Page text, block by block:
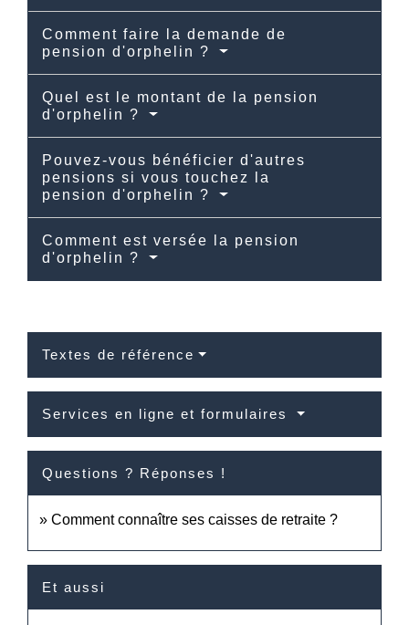
Comment faire la demande de
pension d'orphelin ?
Quel est le montant de la pension
d'orphelin ?
Pouvez-vous bénéficier d'autres
pensions si vous touchez la
pension d'orphelin ?
Comment est versée la pension
d'orphelin ?
Textes de référence
Services en ligne et formulaires
Questions ? Réponses !
Comment connaître ses caisses de retraite ?
Et aussi